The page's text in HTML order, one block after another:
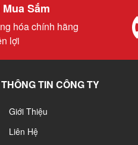
Sắm
hóa chính hãng
lợi
THÔNG TIN CÔNG TY
Giới Thiệu
Liên Hệ